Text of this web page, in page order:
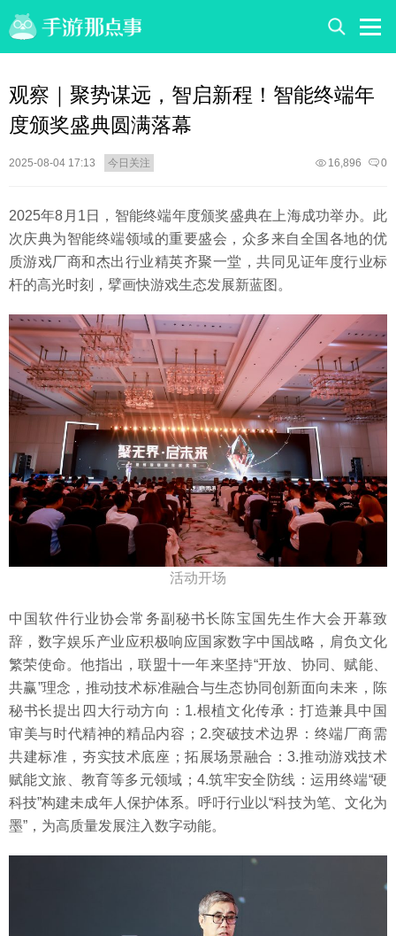
观察｜聚势谋远，智启新程！智能终端年
度颁奖盛典圆满落幕
2025-08-04 17:13 今日关注 0
16,896
2025年8月1日，智能终端年度颁奖盛典在上海成功举办。此
次庆典为智能终端领域的重要盛会，众多来自全国各地的优
质游戏厂商和杰出行业精英齐聚一堂，共同见证年度行业标
杆的高光时刻，擘画快游戏生态发展新蓝图。
活动开场
中国软件行业协会常务副秘书长陈宝国先生作大会开幕致
辞，数字娱乐产业应积极响应国家数字中国战略，肩负文化
繁荣使命。他指出，联盟十一年来坚持“开放、协同、赋能、
共赢”理念，推动技术标准融合与生态协同创新面向未来，陈
秘书长提出四大行动方向：1.根植文化传承：打造兼具中国
审美与时代精神的精品内容；2.突破技术边界：终端厂商需
共建标准，夯实技术底座；拓展场景融合：3.推动游戏技术
赋能文旅、教育等多元领域；4.筑牢安全防线：运用终端“硬
科技”构建未成年人保护体系。呼吁行业以“科技为笔、文化为
墨”，为高质量发展注入数字动能。